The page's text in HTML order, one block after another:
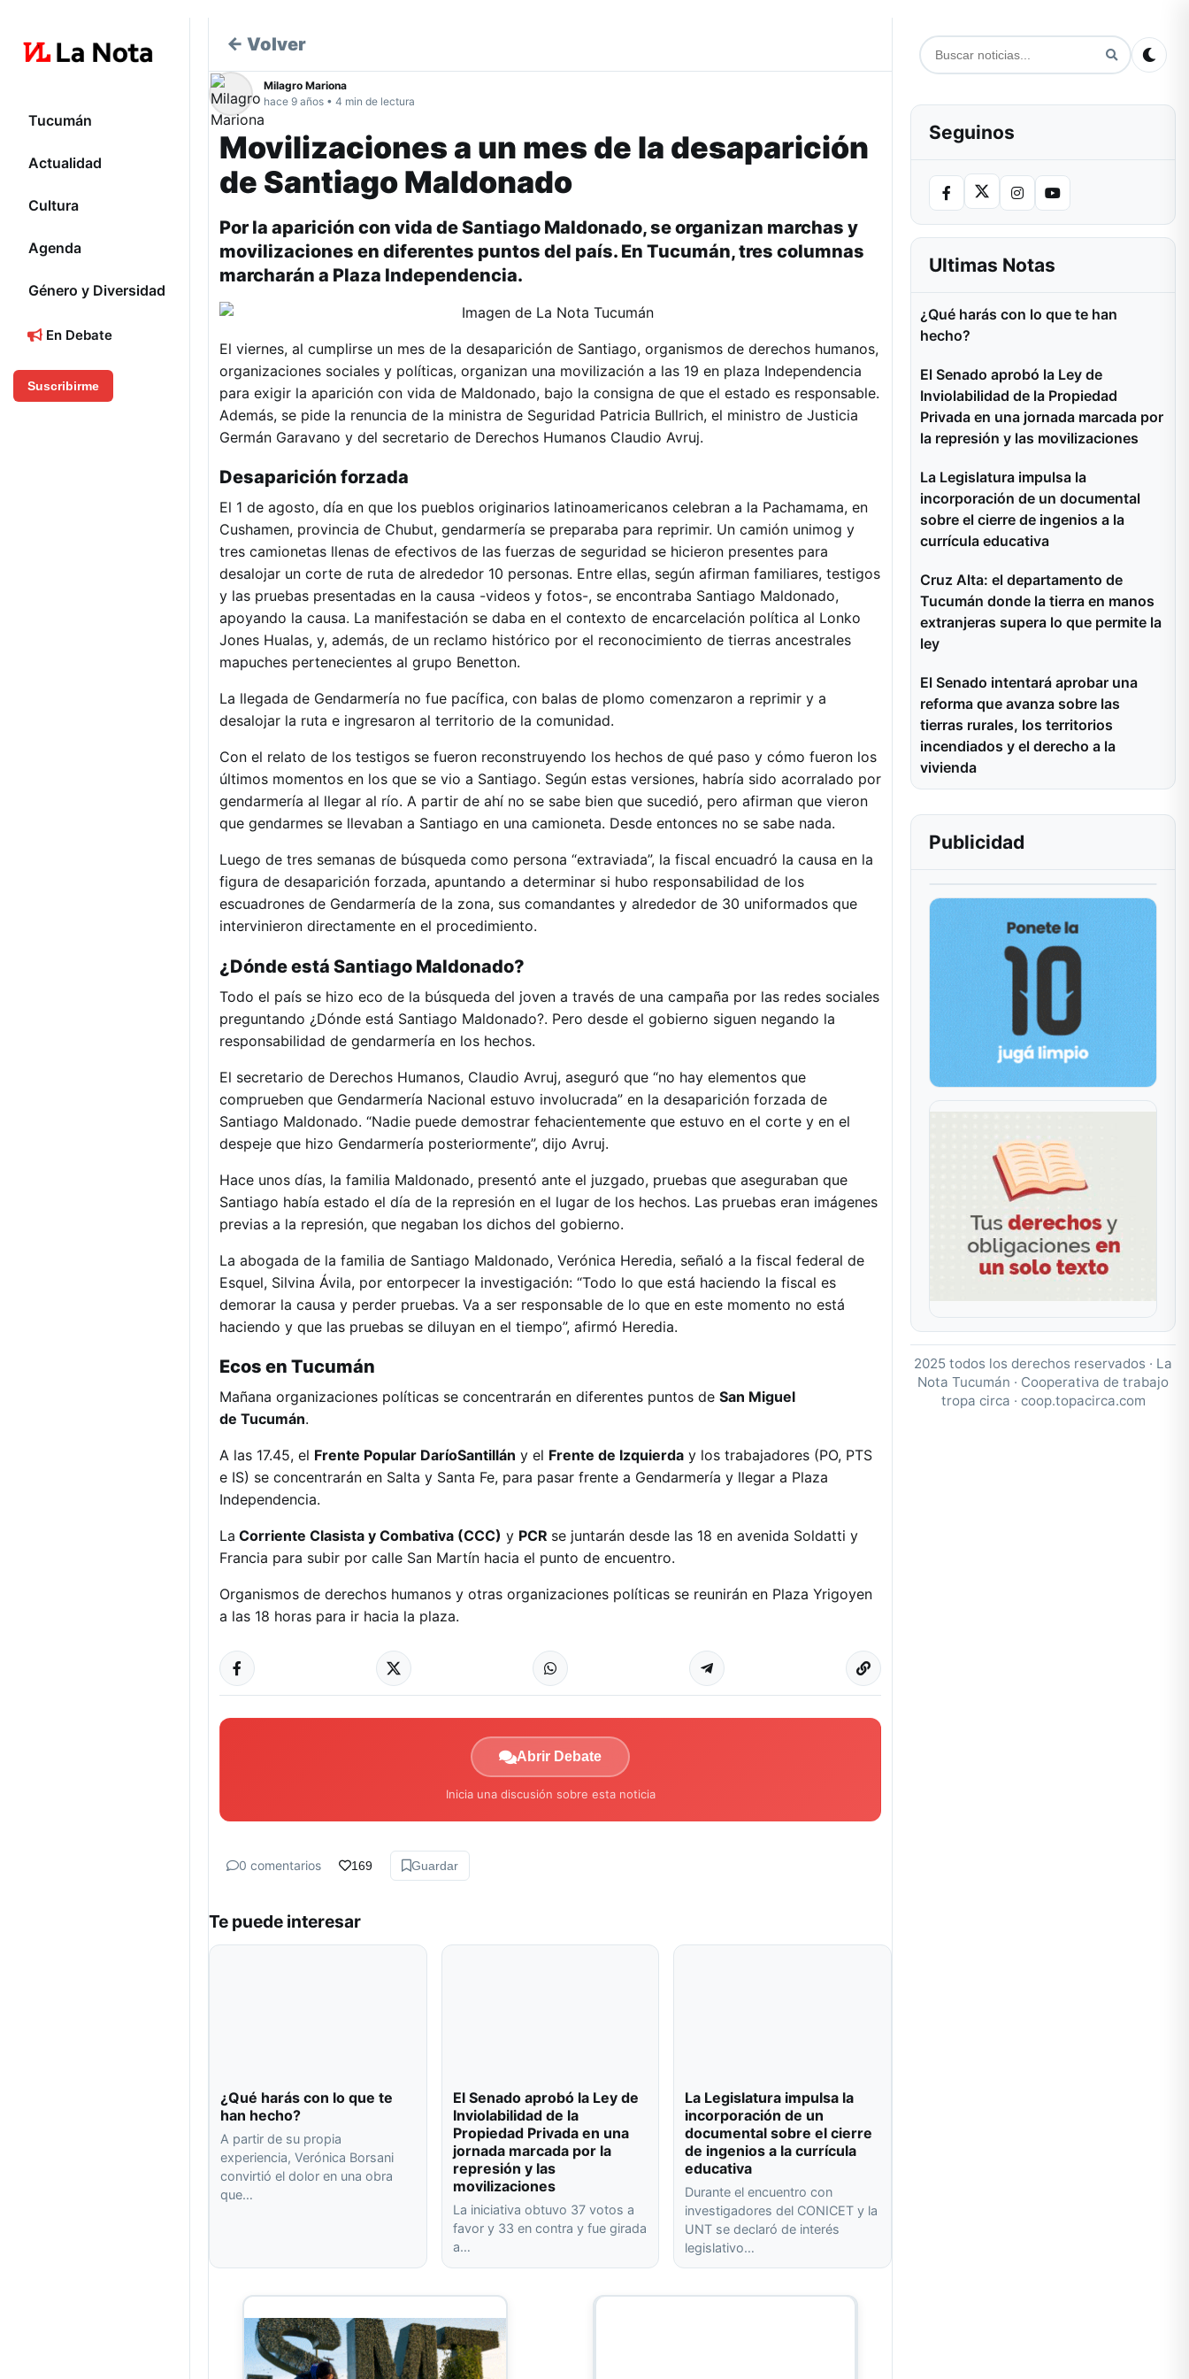
Tucumán
Actualidad
Cultura
Agenda
Género y Diversidad
En Debate
Suscribirme
← Volver
Milagro Mariona
hace 9 años • 4 min de lectura
Movilizaciones a un mes de la desaparición
de Santiago Maldonado
Por la aparición con vida de Santiago Maldonado, se organizan marchas y
movilizaciones en diferentes puntos del país. En Tucumán, tres columnas
marcharán a Plaza Independencia.
El viernes, al cumplirse un mes de la desaparición de Santiago, organismos de derechos humanos,
organizaciones sociales y políticas, organizan una movilización a las 19 en plaza Independencia
para exigir la aparición con vida de Maldonado, bajo la consigna de que el estado es responsable.
Además, se pide la renuncia de la ministra de Seguridad Patricia Bullrich, el ministro de Justicia
Germán Garavano y del secretario de Derechos Humanos Claudio Avruj.
Desaparición forzada
El 1 de agosto, día en que los pueblos originarios latinoamericanos celebran a la Pachamama, en
Cushamen, provincia de Chubut, gendarmería se preparaba para reprimir. Un camión unimog y
tres camionetas llenas de efectivos de las fuerzas de seguridad se hicieron presentes para
desalojar un corte de ruta de alrededor 10 personas. Entre ellas, según afirman familiares, testigos
y las pruebas presentadas en la causa -videos y fotos-, se encontraba Santiago Maldonado,
apoyando la causa. La manifestación se daba en el contexto de encarcelación política al Lonko
Jones Hualas, y, además, de un reclamo histórico por el reconocimiento de tierras ancestrales
mapuches pertenecientes al grupo Benetton.
La llegada de Gendarmería no fue pacífica, con balas de plomo comenzaron a reprimir y a
desalojar la ruta e ingresaron al territorio de la comunidad.
Con el relato de los testigos se fueron reconstruyendo los hechos de qué paso y cómo fueron los
últimos momentos en los que se vio a Santiago. Según estas versiones, habría sido acorralado por
gendarmería al llegar al río. A partir de ahí no se sabe bien que sucedió, pero afirman que vieron
que gendarmes se llevaban a Santiago en una camioneta. Desde entonces no se sabe nada.
Luego de tres semanas de búsqueda como persona “extraviada”, la fiscal encuadró la causa en la
figura de desaparición forzada, apuntando a determinar si hubo responsabilidad de los
escuadrones de Gendarmería de la zona, sus comandantes y alrededor de 30 uniformados que
intervinieron directamente en el procedimiento.
¿Dónde está Santiago Maldonado?
Todo el país se hizo eco de la búsqueda del joven a través de una campaña por las redes sociales
preguntando ¿Dónde está Santiago Maldonado?. Pero desde el gobierno siguen negando la
responsabilidad de gendarmería en los hechos.
El secretario de Derechos Humanos, Claudio Avruj, aseguró que “no hay elementos que
comprueben que Gendarmería Nacional estuvo involucrada” en la desaparición forzada de
Santiago Maldonado. “Nadie puede demostrar fehacientemente que estuvo en el corte y en el
despeje que hizo Gendarmería posteriormente”, dijo Avruj.
Hace unos días, la familia Maldonado, presentó ante el juzgado, pruebas que aseguraban que
Santiago había estado el día de la represión en el lugar de los hechos. Las pruebas eran imágenes
previas a la represión, que negaban los dichos del gobierno.
La abogada de la familia de Santiago Maldonado, Verónica Heredia, señaló a la fiscal federal de
Esquel, Silvina Ávila, por entorpecer la investigación: “Todo lo que está haciendo la fiscal es
demorar la causa y perder pruebas. Va a ser responsable de lo que en este momento no está
haciendo y que las pruebas se diluyan en el tiempo”, afirmó Heredia.
Ecos en Tucumán
Mañana organizaciones políticas se concentrarán en diferentes puntos de San Miguel
de Tucumán.
A las 17.45, el Frente Popular DaríoSantillán y el Frente de Izquierda y los trabajadores (PO, PTS
e IS) se concentrarán en Salta y Santa Fe, para pasar frente a Gendarmería y llegar a Plaza
Independencia.
La Corriente Clasista y Combativa (CCC) y PCR se juntarán desde las 18 en avenida Soldatti y
Francia para subir por calle San Martín hacia el punto de encuentro.
Organismos de derechos humanos y otras organizaciones políticas se reunirán en Plaza Yrigoyen
a las 18 horas para ir hacia la plaza.
Abrir Debate
Inicia una discusión sobre esta noticia
0 comentarios 169 Guardar
Te puede interesar
¿Qué harás con lo que te
han hecho?
A partir de su propia
experiencia, Verónica Borsani
convirtió el dolor en una obra
que…
El Senado aprobó la Ley de
Inviolabilidad de la
Propiedad Privada en una
jornada marcada por la
represión y las
movilizaciones
La iniciativa obtuvo 37 votos a
favor y 33 en contra y fue girada
a…
La Legislatura impulsa la
incorporación de un
documental sobre el cierre
de ingenios a la currícula
educativa
Durante el encuentro con
investigadores del CONICET y la
UNT se declaró de interés
legislativo…
Seguinos
Ultimas Notas
¿Qué harás con lo que te han
hecho?
El Senado aprobó la Ley de
Inviolabilidad de la Propiedad
Privada en una jornada marcada por
la represión y las movilizaciones
La Legislatura impulsa la
incorporación de un documental
sobre el cierre de ingenios a la
currícula educativa
Cruz Alta: el departamento de
Tucumán donde la tierra en manos
extranjeras supera lo que permite la
ley
El Senado intentará aprobar una
reforma que avanza sobre las
tierras rurales, los territorios
incendiados y el derecho a la
vivienda
Publicidad
2025 todos los derechos reservados · La
Nota Tucumán · Cooperativa de trabajo
tropa circa · coop.topacirca.com